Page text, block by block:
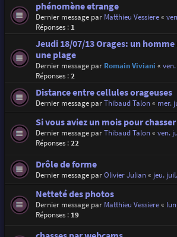
phénomène etrange
Dernier message par Matthieu Vessiere«
Réponses : 1
Jeudi 18/07/13 Orages: un
une plage
Dernier message par Romain Viviani «
Réponses :2
Distance entre cellules orageuses
Dernier message parThibaud Talon« mer.
Si vous aviez un mois pour chasser
Dernier message parThibaud Talon« ven.
Réponses :22
Drôle de forme
Dernier message parOlivier Julian« jeu.
Netteté des photos
Dernier message par Matthieu Vessiere«
Réponses : 19